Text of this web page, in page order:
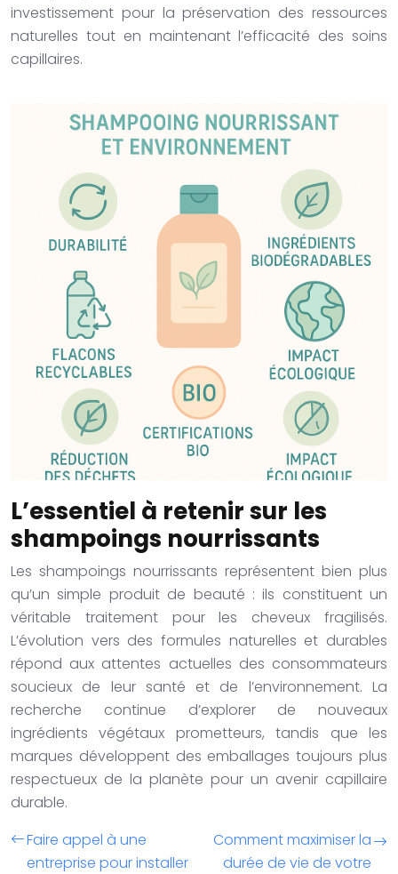
investissement pour la préservation des ressources
naturelles tout en maintenant l’efficacité des soins
capillaires.
L’essentiel à retenir sur les
shampoings nourrissants
Les shampoings nourrissants représentent bien plus
qu’un simple produit de beauté : ils constituent un
véritable traitement pour les cheveux fragilisés.
L’évolution vers des formules naturelles et durables
répond aux attentes actuelles des consommateurs
soucieux de leur santé et de l’environnement. La
recherche continue d’explorer de nouveaux
ingrédients végétaux prometteurs, tandis que les
marques développent des emballages toujours plus
respectueux de la planète pour un avenir capillaire
durable.
Faire appel à une
entreprise pour installer
Comment maximiser la
durée de vie de votre